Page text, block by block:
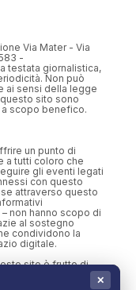
✕
Via Mater - Via
-
testata giornalistica,
Non può
ai sensi della legge
sito sono
scopo benefico.
un punto di
a tutti coloro che
gli eventi legati
con questo
attraverso questo
non hanno scopo di
al sostegno
condividono la
digitale.
sito è frutto di
di chi
del messaggio